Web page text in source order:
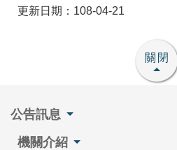
更新日期：108-04-21
關閉
公告訊息
機關介紹